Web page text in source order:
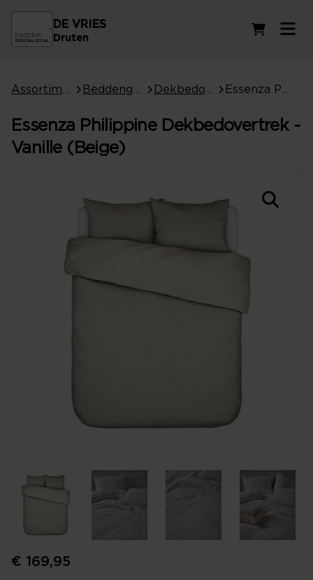
DE VRIES
Druten
Essenza Philippine Dekbedovertrek -
Vanille (Beige)
€ 169,95